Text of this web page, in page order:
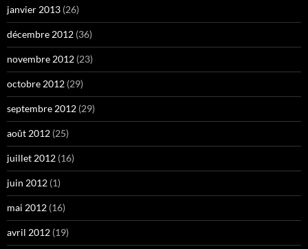
janvier 2013 (26)
décembre 2012 (36)
novembre 2012 (23)
octobre 2012 (29)
septembre 2012 (29)
août 2012 (25)
juillet 2012 (16)
juin 2012 (1)
mai 2012 (16)
avril 2012 (19)